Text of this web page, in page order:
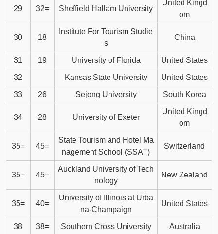
29 32= Sheffield Hallam University
United Kingd
om
30 18
Institute For Tourism Studie
s
China
31 19 University of Florida United States
32 Kansas State University United States
33 26 Sejong University South Korea
34 28 University of Exeter
United Kingd
om
35= 45=
State Tourism and Hotel Ma
nagement School (SSAT)
Switzerland
35= 45=
Auckland University of Tech
nology
New Zealand
35= 40=
University of Illinois at Urba
na-Champaign
United States
38 38= Southern Cross University Australia